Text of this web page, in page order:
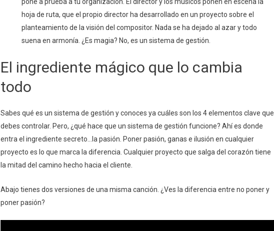
pone a prueba a tu organización. El director y los músicos ponen en escena la
hoja de ruta, que el propio director ha desarrollado en un proyecto sobre el
planteamiento de la visión del compositor. Nada se ha dejado al azar y todo
suena en armonía. ¿Es magia? No, es un sistema de gestión.
El ingrediente mágico que lo cambia
todo
Sabes qué es un sistema de gestión y conoces ya cuáles son los 4 elementos clave que
debes controlar. Pero, ¿qué hace que un sistema de gestión funcione? Ahí es donde
entra el ingrediente secreto…la pasión. Poner pasión, ganas e ilusión en cualquier
proyecto es lo que marca la diferencia. Cualquier proyecto que salga del corazón tiene
la mitad del camino hecho hacia el cliente.
Abajo tienes dos versiones de una misma canción. ¿Ves la diferencia entre no poner y
poner pasión?